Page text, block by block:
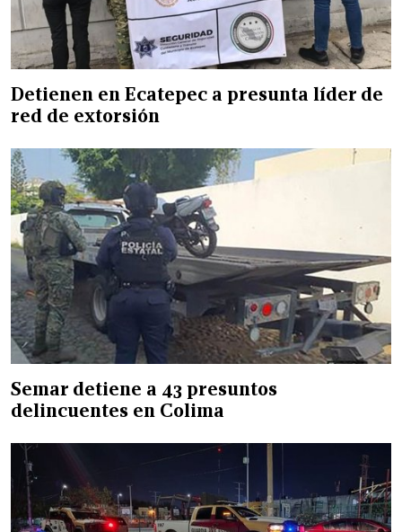
Detienen en Ecatepec a presunta líder de
red de extorsión
Semar detiene a 43 presuntos
delincuentes en Colima